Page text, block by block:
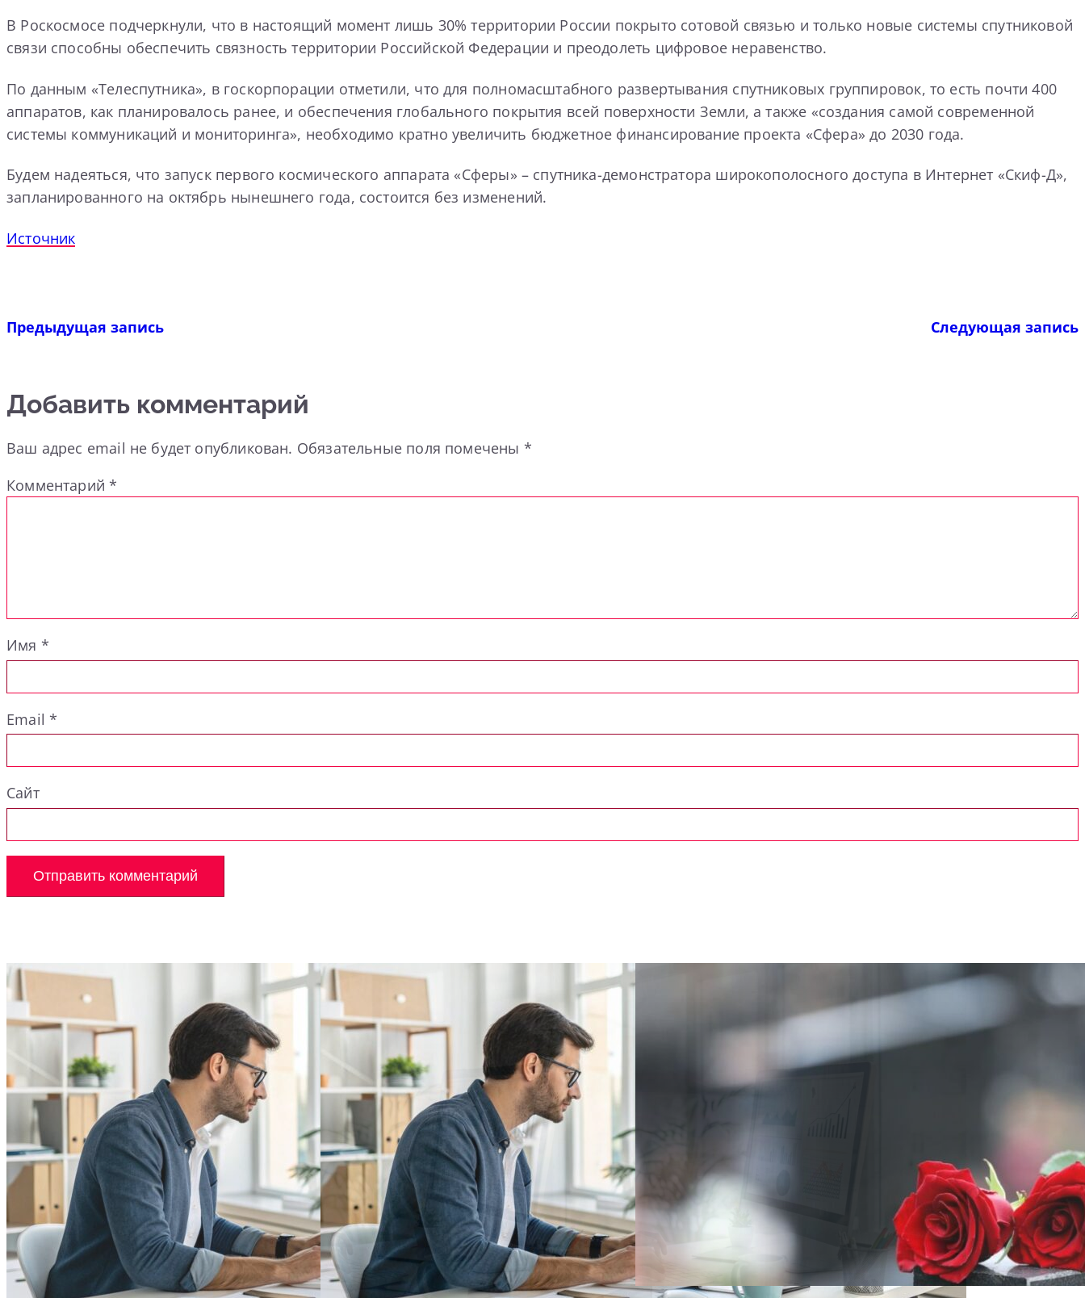
В Роскосмосе подчеркнули, что в настоящий момент лишь 30% территории России покрыто сотовой связью и только новые системы спутниковой
связи способны обеспечить связность территории Российской Федерации и преодолеть цифровое неравенство.
По данным «Телеспутника», в госкорпорации отметили, что для полномасштабного развертывания спутниковых группировок, то есть почти 400
аппаратов, как планировалось ранее, и обеспечения глобального покрытия всей поверхности Земли, а также «создания самой современной
системы коммуникаций и мониторинга», необходимо кратно увеличить бюджетное финансирование проекта «Сфера» до 2030 года.
Будем надеяться, что запуск первого космического аппарата «Сферы» – спутника-демонстратора широкополосного доступа в Интернет «Скиф-Д»,
запланированного на октябрь нынешнего года, состоится без изменений.
Источник
Предыдущая запись Следующая запись
Добавить комментарий
Ваш адрес email не будет опубликован. Обязательные поля помечены *
Комментарий*
Имя *
Email*
Сайт